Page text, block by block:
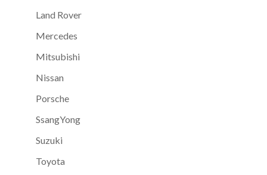
Land Rover
Mercedes
Mitsubishi
Nissan
Porsche
SsangYong
Suzuki
Toyota